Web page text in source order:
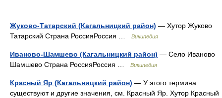
Жуково-Татарский (Кагальницкий район) — Хутор Жуково
Татарский Страна РоссияРоссия …
Википедия
Иваново-Шамшево (Кагальницкий район) — Село Иваново
Шамшево Страна РоссияРоссия …
Википедия
Красный Яр (Кагальницкий район) — У этого термина
существуют и другие значения, см. Красный Яр. Хутор Красный